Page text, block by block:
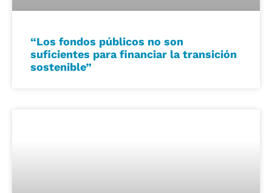
“Los fondos públicos no son
suficientes para financiar la transición
sostenible”